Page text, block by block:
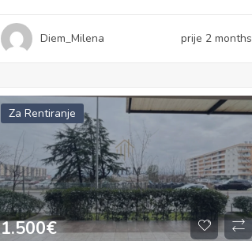
Diem_Milena prije 2 months
Za Rentiranje
1.500€